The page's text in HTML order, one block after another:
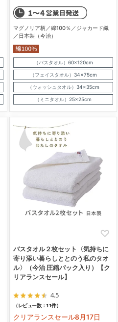
マグノリア柄／綿100％／ジャカード織
／日本製（今治）
（バスタオル）60×120cm
（フェイスタオル）34×75cm
（ウォッシュタオル）34×35cm
（ミニタオル）25×25cm
バスタオル２枚セット〈気持ちに
寄り添い暮らしととのう私のタオ
ル〉（今治 圧縮パック入り）【ク
リアランスセール】
4.5
（レビュー数：11件）
クリアランスセール8月17日